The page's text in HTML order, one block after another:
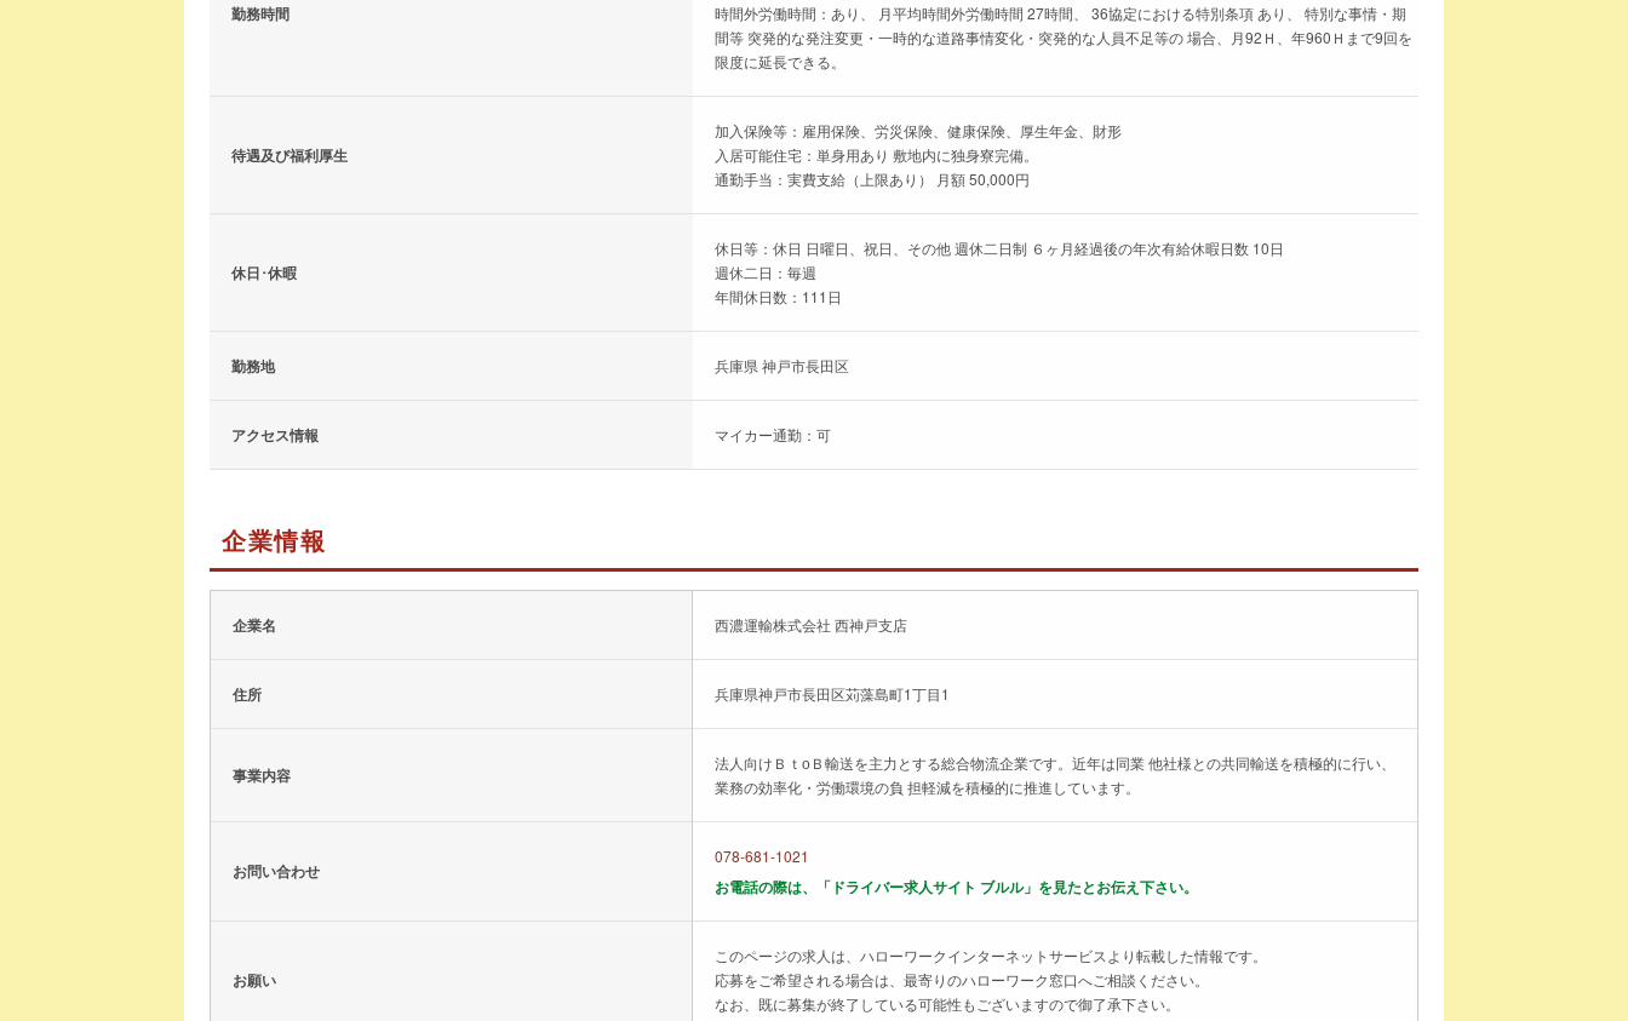
勤務時間
時間外労働時間：あり、 月平均時間外労働時間 27時間、 36協定における特別条項 あり、 特別な事情・期
間等 突発的な発注変更・一時的な道路事情変化・突発的な人員不足等の 場合、月92Ｈ、年960Ｈまで9回を
限度に延長できる。
待遇及び福利厚生
加入保険等：雇用保険、労災保険、健康保険、厚生年金、財形
入居可能住宅：単身用あり 敷地内に独身寮完備。
通勤手当：実費支給（上限あり） 月額 50,000円
休日･休暇
休日等：休日 日曜日、祝日、その他 週休二日制 ６ヶ月経過後の年次有給休暇日数 10日
週休二日：毎週
年間休日数：111日
勤務地 兵庫県 神戸市長田区
アクセス情報 マイカー通勤：可
企業情報
企業名 西濃運輸株式会社 西神戸支店
住所 兵庫県神戸市長田区苅藻島町1丁目1
事業内容
法人向けＢｔоＢ輸送を主力とする総合物流企業です。近年は同業 他社様との共同輸送を積極的に行い、
業務の効率化・労働環境の負 担軽減を積極的に推進しています。
お問い合わせ
078-681-1021
お電話の際は、「ドライバー求人サイト ブルル」を見たとお伝え下さい。
お願い
このページの求人は、ハローワークインターネットサービスより転載した情報です。
応募をご希望される場合は、最寄りのハローワーク窓口へご相談ください。
なお、既に募集が終了している可能性もございますので御了承下さい。